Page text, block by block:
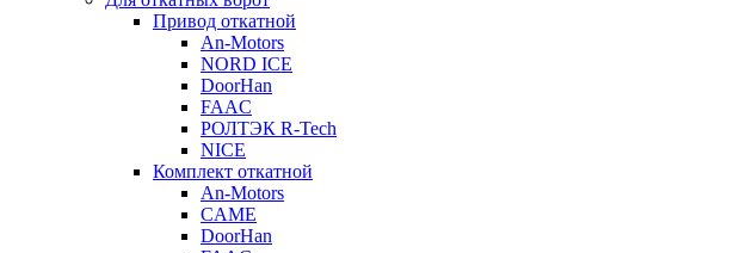
Привод откатной
An-Motors
NORD ICE
DoorHan
FAAC
РОЛТЭК R-Tech
NICE
Комплект откатной
An-Motors
CAME
DoorHan